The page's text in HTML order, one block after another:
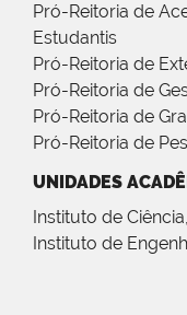
Pró-Reitoria de
Estudantis
Pró-Reitoria de
Pró-Reitoria de
Pró-Reitoria de
Pró-Reitoria de
UNIDADES
Instituto de
Instituto de